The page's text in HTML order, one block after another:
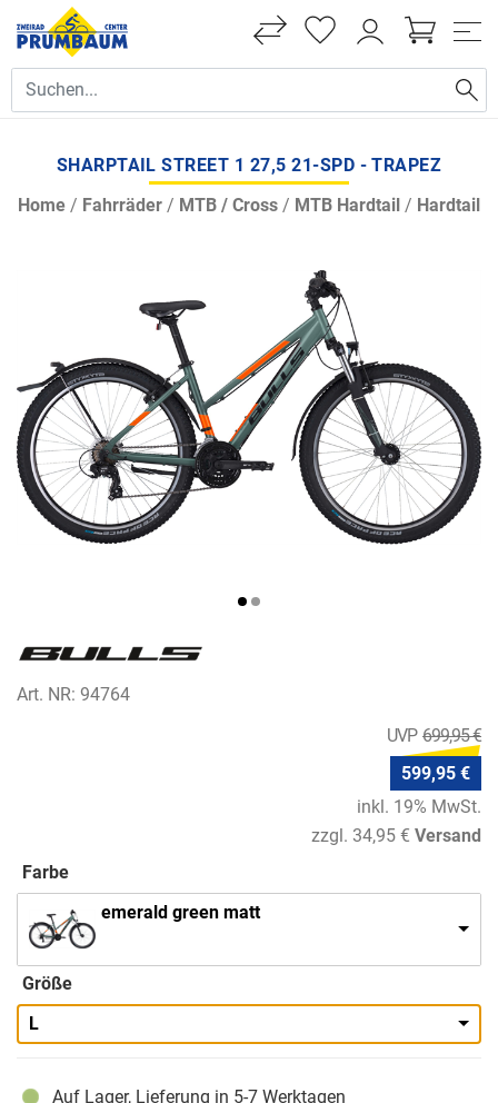
SHARPTAIL STREET 1 27,5 21-SPD - TRAPEZ
Home / Fahrräder / MTB / Cross / MTB Hardtail / Hardtail
Art. NR: 94764
699,95 €
599,95 €
inkl. 19% MwSt.
zzgl. 34,95 € Versand
Farbe
emerald green matt
Größe
L
Auf Lager, Lieferung in 5-7 Werktagen